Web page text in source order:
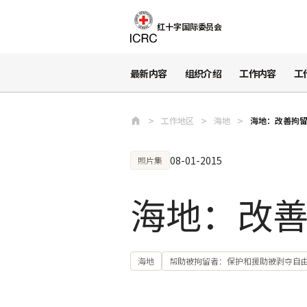
红十字国际委员会
最新内容 组织介绍 工作内容 工
工作地区 海地 海地：改善拘
照片集 08-01-2015
海地：改
海地 帮助被拘留者：保护和援助被剥夺自